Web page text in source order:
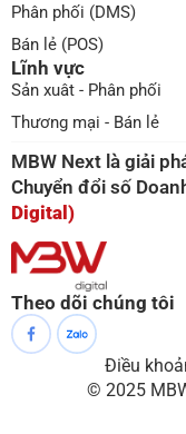
Phân phối (DMS)
Bán lẻ (POS)
Lĩnh vực
Sản xuât - Phân phối
Thương mại - Bán lẻ
MBW Next là giải
Chuyển đổi số
Digital)
Theo dõi chúng tôi
© 2025
Điều